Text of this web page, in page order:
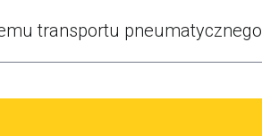
transportu pneumatycznego